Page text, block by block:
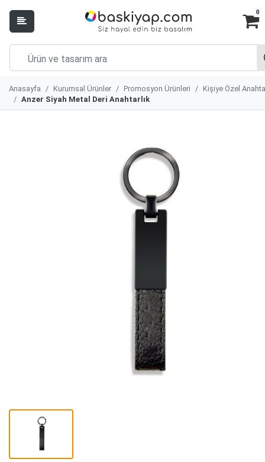
0
Anasayfa Kurumsal Ürünler Promosyon Ürünleri
Kişiye Özel
Anzer Siyah Metal Deri Anahtarlık